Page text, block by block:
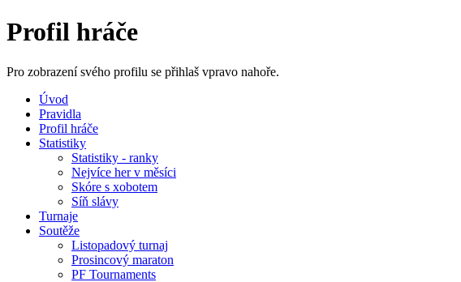
Profil hráče
Pro zobrazení svého profilu se přihlaš vpravo nahoře.
Úvod
Pravidla
Profil hráče
Statistiky
Statistiky - ranky
Nejvíce her v měsíci
Skóre s xobotem
Síň slávy
Turnaje
Soutěže
Listopadový turnaj
Prosincový maraton
PF Tournaments